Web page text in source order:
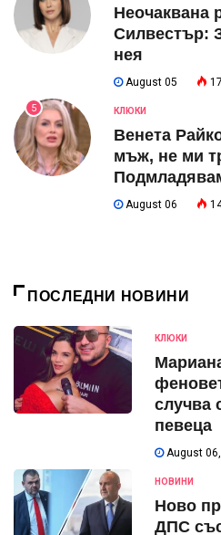
Неочаквана
Силвестър:
нея
August 05
5 КЛЮКИ
Венета
мъж, не ми
August 06
ПОСЛЕДНИ НОВИНИ
КЛЮКИ
случва
певеца
August
НОВИНИ
Ново
ДПС